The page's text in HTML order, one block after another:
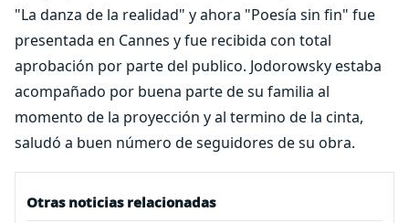
"La danza de la realidad" y ahora "Poesía sin fin" fue
presentada en Cannes y fue recibida con total
aprobación por parte del publico. Jodorowsky estaba
acompañado por buena parte de su familia al
momento de la proyección y al termino de la cinta,
saludó a buen número de seguidores de su obra.
Otras noticias relacionadas